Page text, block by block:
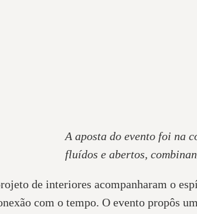
A aposta do evento foi na
fluídos e abertos,
de interiores acompanharam o
com o tempo. O evento propôs